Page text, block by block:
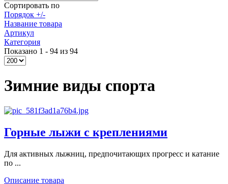
Сортировать по
Порядок +/-
Название товара
Артикул
Категория
Показано 1 - 94 из 94
Зимние виды спорта
Горные лыжи с креплениями
Для активных лыжниц, предпочитающих прогресс и катание
по ...
Описание товара